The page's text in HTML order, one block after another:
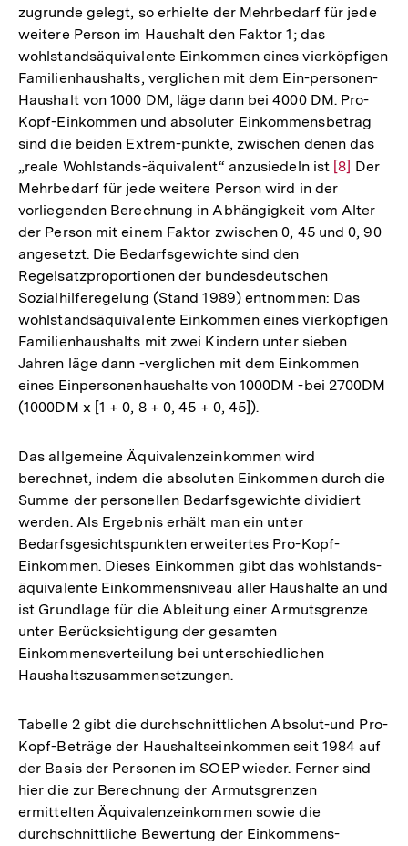
zugrunde gelegt, so erhielte der Mehrbedarf für jede
weitere Person im Haushalt den Faktor 1; das
wohlstandsäquivalente Einkommen eines vierköpfigen
Familienhaushalts, verglichen mit dem Ein-personen-
Haushalt von 1000 DM, läge dann bei 4000 DM. Pro-
Kopf-Einkommen und absoluter Einkommensbetrag
sind die beiden Extrem-punkte, zwischen denen das
„reale Wohlstands-äquivalent“ anzusiedeln ist Zur
Auflösung
der
Fußnote
[8] Der
Mehrbedarf für jede weitere Person wird in der
vorliegenden Berechnung in Abhängigkeit vom Alter
der Person mit einem Faktor zwischen 0, 45 und 0, 90
angesetzt. Die Bedarfsgewichte sind den
Regelsatzproportionen der bundesdeutschen
Sozialhilferegelung (Stand 1989) entnommen: Das
wohlstandsäquivalente Einkommen eines vierköpfigen
Familienhaushalts mit zwei Kindern unter sieben
Jahren läge dann -verglichen mit dem Einkommen
eines Einpersonenhaushalts von 1000DM -bei 2700DM
(1000DM x [1 + 0, 8 + 0, 45 + 0, 45]).
Das allgemeine Äquivalenzeinkommen wird
berechnet, indem die absoluten Einkommen durch die
Summe der personellen Bedarfsgewichte dividiert
werden. Als Ergebnis erhält man ein unter
Bedarfsgesichtspunkten erweitertes Pro-Kopf-
Einkommen. Dieses Einkommen gibt das wohlstands-
äquivalente Einkommensniveau aller Haushalte an und
ist Grundlage für die Ableitung einer Armutsgrenze
unter Berücksichtigung der gesamten
Einkommensverteilung bei unterschiedlichen
Haushaltszusammensetzungen.
Tabelle 2 gibt die durchschnittlichen Absolut-und Pro-
Kopf-Beträge der Haushaltseinkommen seit 1984 auf
der Basis der Personen im SOEP wieder. Ferner sind
hier die zur Berechnung der Armutsgrenzen
ermittelten Äquivalenzeinkommen sowie die
durchschnittliche Bewertung der Einkommens-